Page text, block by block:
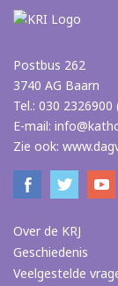
Postbus 262
3740 AG Baarn
Tel.: 030
E-mail:
Zie ook:
Over de KRJ
Geschiedenis
Veelgestelde